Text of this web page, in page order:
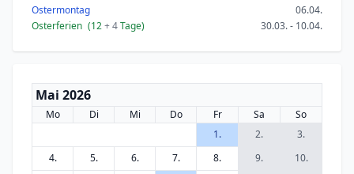
Ostermontag
06.04.
Osterferien (12+ 4Tage) 30.03. - 10.04.
Mai 2026
Mo Di Mi Do Fr Sa
So
1.
2.
3.
4.
5. 6. 7. 8. 9.
10.